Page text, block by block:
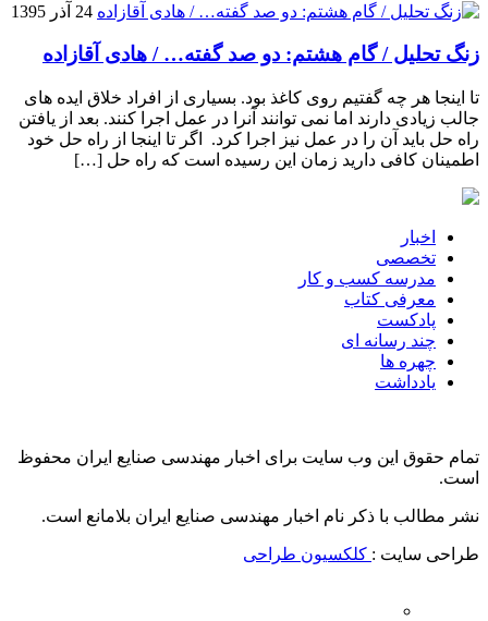
24 آذر 1395
زنگ تحلیل / گام هشتم: دو صد گفته… / هادی آقازاده
تا اینجا هر چه گفتیم روی کاغذ بود. بسیاری از افراد خلاق ایده های
جالب زیادی دارند اما نمی توانند آنرا در عمل اجرا کنند. بعد از یافتن
راه حل باید آن را در عمل نیز اجرا کرد. اگر تا اینجا از راه حل خود
اطمینان کافی دارید زمان این رسیده است که راه حل […]
اخبار
تخصصی
مدرسه کسب و کار
معرفی کتاب
پادکست
چند رسانه ای
چهره ها
یادداشت
تمام حقوق این وب سایت برای اخبار مهندسی صنایع ایران محفوظ
است.
نشر مطالب با ذکر نام اخبار مهندسی صنایع ایران بلامانع است.
طراحی سایت : کلکسیون طراحی